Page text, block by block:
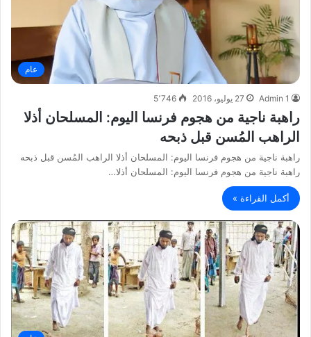
عام
Admin 1 27 يوليو، 2016 5٬746
راهبة ناجية من هجوم فرنسا اليوم: المسلحان أذلا
الراهب المُسن قبل ذبحه
راهبة ناجية من هجوم فرنسا اليوم: المسلحان أذلا الراهب المُسن قبل ذبحه
راهبة ناجية من هجوم فرنسا اليوم: المسلحان أذلا…
أكمل القراءة »